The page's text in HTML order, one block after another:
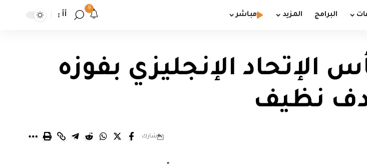
البرامج المزيد مباشر
9
أأ
الإتحاد الإنجليزي بفوزه
نظيف
شارك